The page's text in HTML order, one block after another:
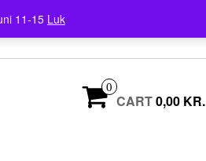
11-15 Luk
0
CART0,00 KR.